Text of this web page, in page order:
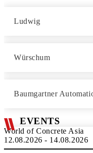
Ludwig
Würschum
Baumgartner
EVENTS
World of Concrete Asia
12.08.2026 - 14.08.2026